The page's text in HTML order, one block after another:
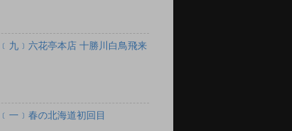
九﹞六花亭本店 十勝川白鳥飛来
一﹞春の北海道初回目